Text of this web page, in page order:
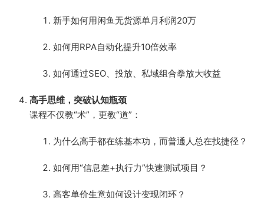
新手如何用闲鱼无货源单月利润20万
如何用RPA自动化提升10倍效率
如何通过SEO、投放、私域组合拳放大收益
高手思维，突破认知瓶颈
课程不仅教“术”，更教“道”：
为什么高手都在练基本功，而普通人总在找捷径？
如何用“信息差+执行力”快速测试项目？
高客单价生意如何设计变现闭环？